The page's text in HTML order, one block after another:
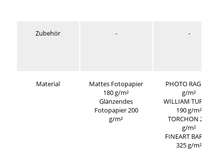
Zubehör - -
Material
Mattes Fotopapier
180 g/m²
Glänzendes
Fotopapier 200
g/m²
PHOTO RAG 188
g/m²
WILLIAM TURNER
190 g/m²
TORCHON 275
g/m²
FINEART BARYTA
325 g/m²